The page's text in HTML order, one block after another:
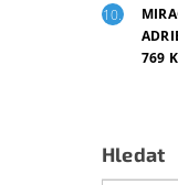
769
Hledat